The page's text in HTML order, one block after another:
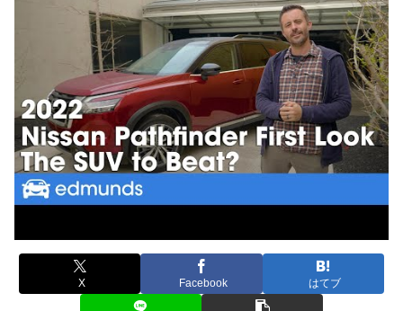
X Facebook はてブ